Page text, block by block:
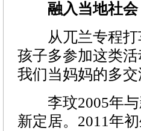
融入当地社
从兀兰专程打
孩子多参加这类
我们当妈妈的多
李玟2005年与
新定居。2011年